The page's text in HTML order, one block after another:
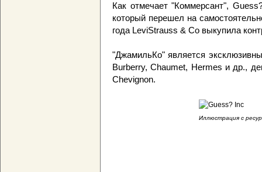
Как отмечает "Коммерсант",
который перешел на
года LeviStrauss & Co выкупила
"ДжамильКо" является
Burberry, Chaumet, Hermes и др.,
Chevignon.
Иллюстрация с